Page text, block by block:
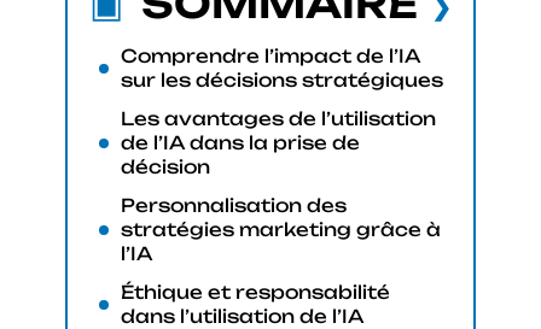
Comprendre l’impact de l’IA
sur les décisions stratégiques
Les avantages de l’utilisation
de l’IA dans la prise de
décision
Personnalisation des
stratégies marketing grâce à
l’IA
Éthique et responsabilité
dans l’utilisation de l’IA